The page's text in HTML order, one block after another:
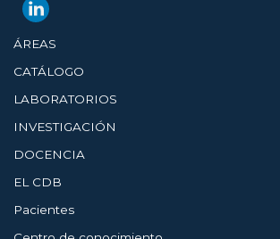
ÁREAS
CATÁLOGO
LABORATORIOS
INVESTIGACIÓN
DOCENCIA
EL CDB
Pacientes